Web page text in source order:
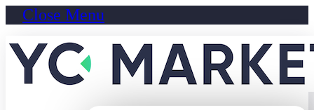
Close Menu